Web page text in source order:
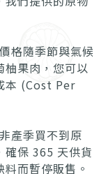
格隨季節與氣候
柚果肉，您可以
本 (Cost Per
產季買不到原
確保 365 天供貨
而暫停販售。